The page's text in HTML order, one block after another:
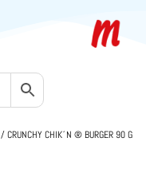
/ CRUNCHY CHIK´N ® BURGER 90 G